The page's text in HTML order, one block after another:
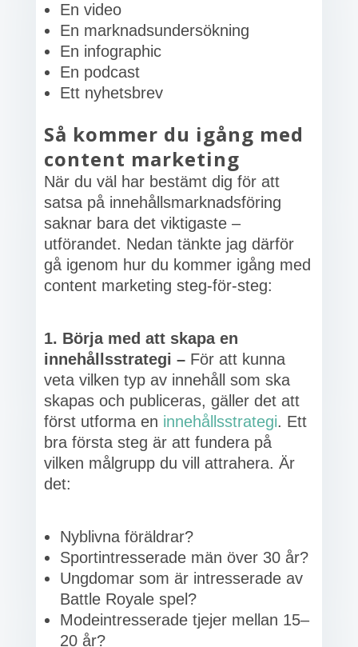
En video
En marknadsundersökning
En infographic
En podcast
Ett nyhetsbrev
Så kommer du igång med
content marketing
När du väl har bestämt dig för att
satsa på innehållsmarknadsföring
saknar bara det viktigaste –
utförandet. Nedan tänkte jag därför
gå igenom hur du kommer igång med
content marketing steg-för-steg:
1. Börja med att skapa en
innehållsstrategi – För att kunna
veta vilken typ av innehåll som ska
skapas och publiceras, gäller det att
först utforma en innehållsstrategi. Ett
bra första steg är att fundera på
vilken målgrupp du vill attrahera. Är
det:
Nyblivna föräldrar?
Sportintresserade män över 30 år?
Ungdomar som är intresserade av
Battle Royale spel?
Modeintresserade tjejer mellan 15–
20 år?